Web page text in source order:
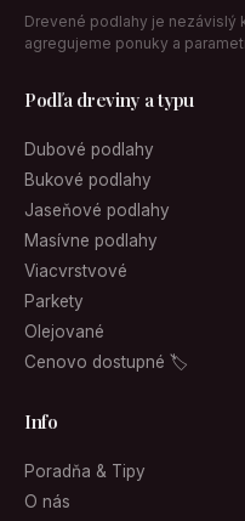
Drevené podlahy je
agregujeme ponuky a
Podľa dreviny a typu
Dubové podlahy
Bukové podlahy
Jaseňové podlahy
Masívne podlahy
Viacvrstvové
Parkety
Olejované
Cenovo dostupné 🏷
Info
Poradňa & Tipy
O nás